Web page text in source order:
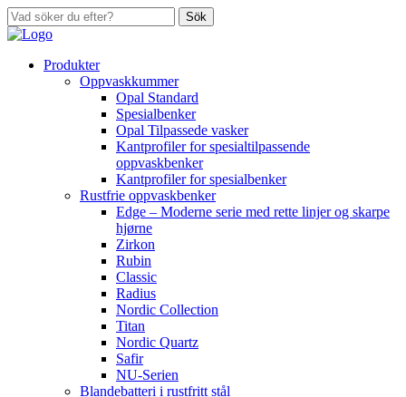
Sök
Produkter
Oppvaskkummer
Opal Standard
Spesialbenker
Opal Tilpassede vasker
Kantprofiler for spesialtilpassende
oppvaskbenker
Kantprofiler for spesialbenker
Rustfrie oppvaskbenker
Edge – Moderne serie med rette linjer og skarpe
hjørne
Zirkon
Rubin
Classic
Radius
Nordic Collection
Titan
Nordic Quartz
Safir
NU-Serien
Blandebatteri i rustfritt stål